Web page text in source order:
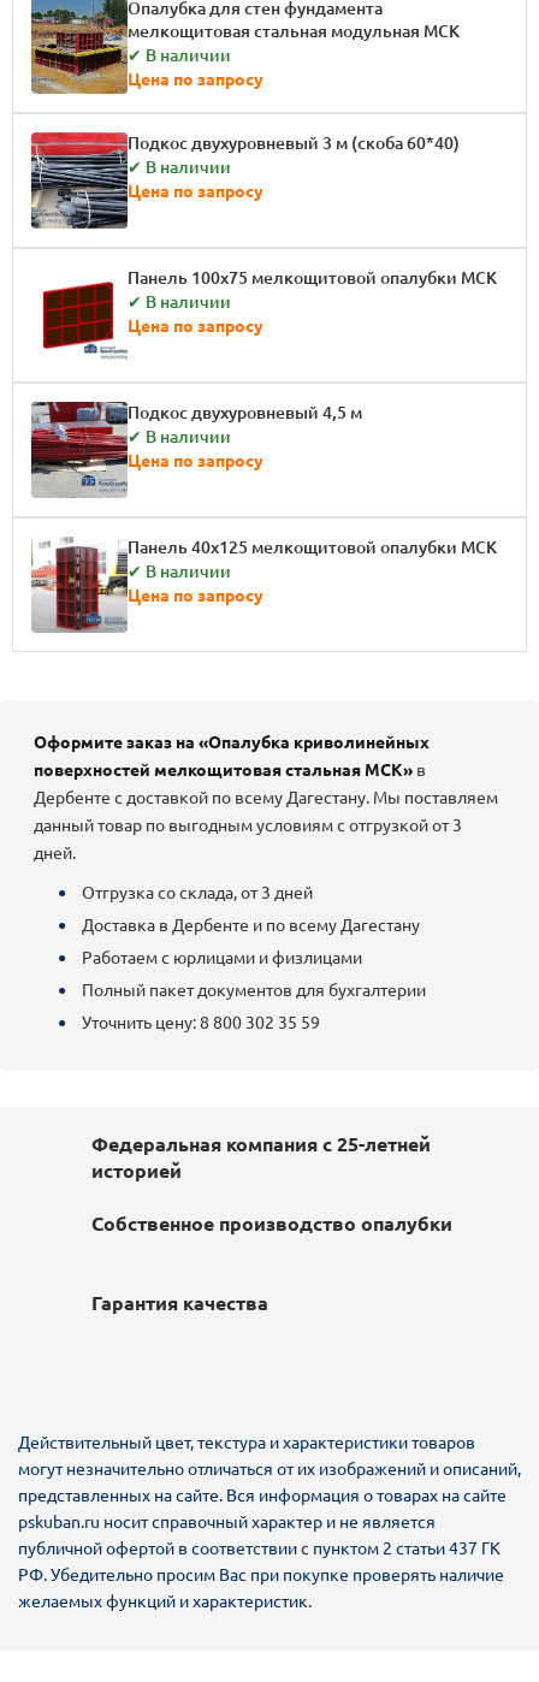
Опалубка для стен фундамента
мелкощитовая стальная модульная МСК
✔ В наличии
Цена по запросу
Подкос двухуровневый 3 м (скоба 60*40)
✔ В наличии
Цена по запросу
Панель 100x75 мелкощитовой опалубки МСК
✔ В наличии
Цена по запросу
Подкос двухуровневый 4,5 м
✔ В наличии
Цена по запросу
Панель 40x125 мелкощитовой опалубки МСК
✔ В наличии
Цена по запросу
Оформите заказ на «Опалубка криволинейных
поверхностей мелкощитовая стальная МСК» в
Дербенте с доставкой по всему Дагестану. Мы поставляем
данный товар по выгодным условиям с отгрузкой от 3
дней.
Отгрузка со склада, от 3 дней
Доставка в Дербенте и по всему Дагестану
Работаем с юрлицами и физлицами
Полный пакет документов для бухгалтерии
Уточнить цену: 8 800 302 35 59
Федеральная компания с 25-летней
историей
Собственное производство опалубки
Гарантия качества
Действительный цвет, текстура и характеристики товаров
могут незначительно отличаться от их изображений и описаний,
представленных на сайте. Вся информация о товарах на сайте
pskuban.ru носит справочный характер и не является
публичной офертой в соответствии с пунктом 2 статьи 437 ГК
РФ. Убедительно просим Вас при покупке проверять наличие
желаемых функций и характеристик.